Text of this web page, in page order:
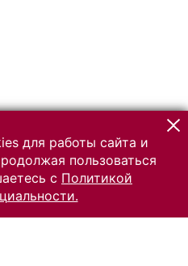
для работы сайта и
пользоваться
с Политикой